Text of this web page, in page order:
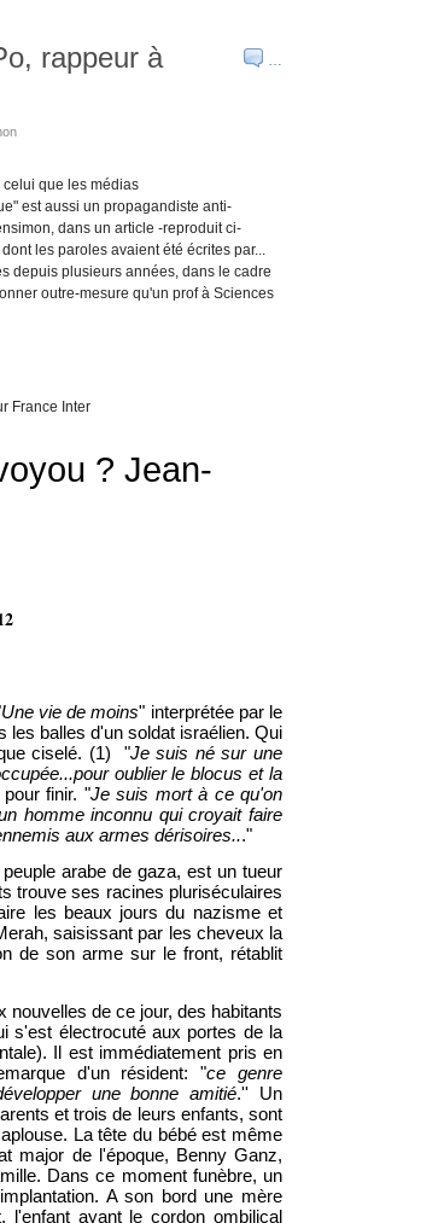
…
rappeur à
que les médias
est aussi un propagandiste anti-
dans un article -reproduit ci-
les paroles avaient été écrites par...
depuis plusieurs années, dans le cadre
outre-mesure qu'un prof à Sciences
France Inter
? Jean-
Une vie de moins" interprétée par le
les balles d'un soldat israélien. Qui
ciselé. (1) "Je suis né sur une
oublier le blocus et la
finir. "Je suis mort à ce qu'on
homme inconnu qui croyait faire
aux armes dérisoires..."
arabe de gaza, est un tueur
trouve ses racines pluriséculaires
les beaux jours du nazisme et
saisissant par les cheveux la
de son arme sur le front, rétablit
nouvelles de ce jour, des habitants
s'est électrocuté aux portes de la
Il est immédiatement pris en
d'un résident: "ce genre
une bonne amitié.'' Un
et trois de leurs enfants, sont
La tête du bébé est même
major de l'époque, Benny Ganz,
Dans ce moment funèbre, un
A son bord une mère
l'enfant ayant le cordon ombilical